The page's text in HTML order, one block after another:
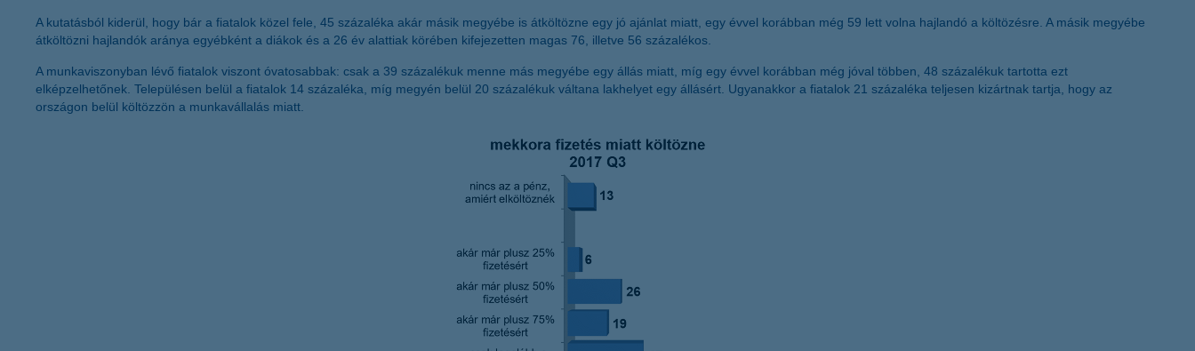
A kutatásból kiderül, hogy bár a fiatalok közel fele, 45 százaléka akár másik megyébe is átköltözne egy jó ajánlat miatt, egy évvel korábban még 59 lett volna hajlandó a költözésre. A másik megyébe
átköltözni hajlandók aránya egyébként a diákok és a 26 év alattiak körében kifejezetten magas 76, illetve 56 százalékos.
A munkaviszonyban lévő fiatalok viszont óvatosabbak: csak a 39 százalékuk menne más megyébe egy állás miatt, míg egy évvel korábban még jóval többen, 48 százalékuk tartotta ezt
elképzelhetőnek. Településen belül a fiatalok 14 százaléka, míg megyén belül 20 százalékuk váltana lakhelyet egy állásért. Ugyanakkor a fiatalok 21 százaléka teljesen kizártnak tartja, hogy az
országon belül költözzön a munkavállalás miatt.